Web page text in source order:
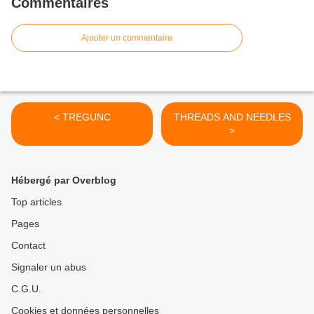
Ajouter un commentaire
< TREGUNC
THREADS AND NEEDLES
>
Hébergé par Overblog
Top articles
Pages
Contact
Signaler un abus
C.G.U.
Cookies et données personnelles